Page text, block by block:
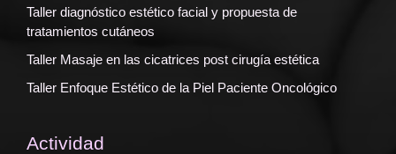
Taller diagnóstico estético facial y propuesta de
tratamientos cutáneos
Taller Masaje en las cicatrices post cirugía estética
Taller Enfoque Estético de la Piel Paciente Oncológico
Actividad